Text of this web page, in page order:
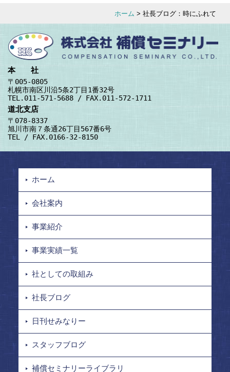
ホーム > 社長ブログ：時にふれて
本 社
〒005-0805
札幌市南区川沿5条2丁目1番32号
TEL.011-571-5688 / FAX.011-572-1711
道北支店
〒078-8337
旭川市南７条通26丁目567番6号
TEL / FAX.0166-32-8150
ホーム
会社案内
事業紹介
事業実績一覧
社としての取組み
社長ブログ
日刊せみなりー
スタッフブログ
補償セミナリーライブラリ